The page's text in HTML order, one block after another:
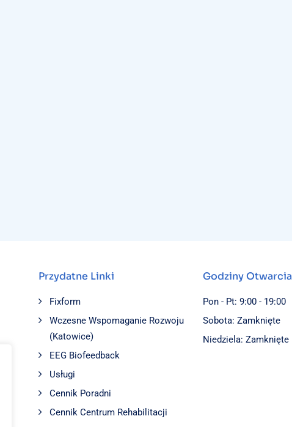
Przydatne Linki
Fixform
Wczesne Wspomaganie Rozwoju
(Katowice)
EEG Biofeedback
Usługi
Cennik Poradni
Cennik Centrum Rehabilitacji
Godziny Otwarcia
Pon - Pt: 9:00 - 19:00
Sobota: Zamknięte
Niedziela: Zamknięte